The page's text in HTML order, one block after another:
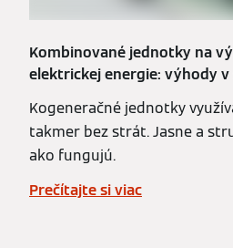
Kombinované jednotky na
elektrickej energie: výhody
Kogeneračné jednotky
takmer bez strát. Jasne a
ako fungujú.
Prečítajte si viac